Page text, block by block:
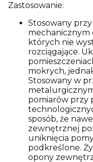
Zastosowanie:
Stosowany
mechanicznym
których nie
rozciągające.
mokrych,
Stosowany w
pomiarów przy
sposób, że
zewnętrznej
uniknięcia
podkreślone.
opony